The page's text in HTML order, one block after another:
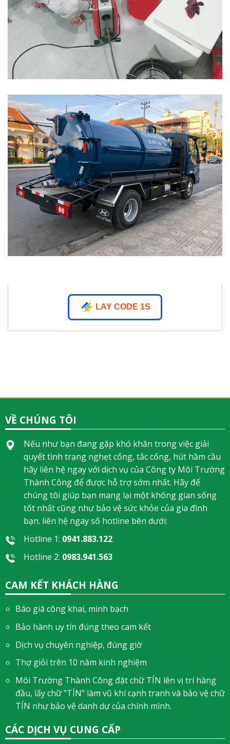
LAY CODE 1S
VỀ CHÚNG TÔI
Nếu như bạn đang gặp khó khăn trong việc giải
quyết tình trạng nghẹt cống, tắc cống, hút hầm cầu
hãy liên hệ ngay với dịch vụ của Công ty Môi Trường
Thành Công để được hỗ trợ sớm nhất. Hãy để
chúng tôi giúp bạn mang lại một không gian sống
tốt nhất cũng như bảo vệ sức khỏe của gia đình
bạn. liên hệ ngay số hotline bên dưới:
Hotline 1: 0941.883.122
Hotline 2: 0983.941.563
CAM KẾT KHÁCH HÀNG
Báo giá công khai, minh bạch
Bảo hành uy tín đúng theo cam kết
Dịch vụ chuyên nghiệp, đúng giờ
Thợ giỏi trên 10 năm kinh nghiệm
Môi Trường Thành Công đặt chữ TÍN lên vị trí hàng
đầu, lấy chữ "TÍN" làm vũ khí cạnh tranh và bảo vệ chữ
TÍN như bảo vệ danh dự của chính mình.
CÁC DỊCH VỤ CUNG CẤP